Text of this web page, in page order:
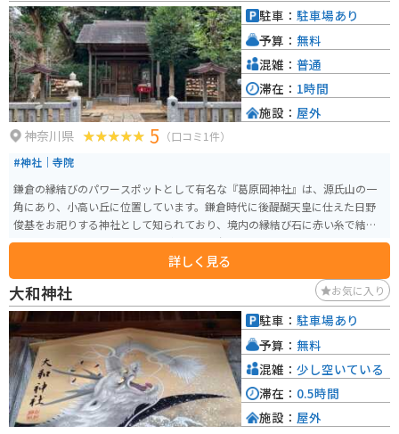
神奈川県 5 （口コミ1件）
#神社｜寺院
鎌倉の縁結びのパワースポットとして有名な『葛原岡神社』は、源氏山の一
角にあり、小高い丘に位置しています。鎌倉時代に後醍醐天皇に仕えた日野
俊基をお祀りする神社として知られており、境内の縁結び石に赤い糸で結ば
れた多数の五円玉や多くの絵馬がとても印象的です。
詳しく見る
駐車： 駐車場あり
予算： 無料
混雑： 普通
滞在： 1時間
施設： 屋外
大和神社 お気に入り
駐車： 駐車場あり
予算： 無料
混雑： 少し空いている
滞在： 0.5時間
施設： 屋外